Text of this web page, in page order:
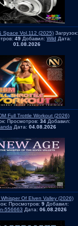
Space Vol.112 (2025)Загрузок:
49 Добавил: Wild Дата:
01.08.2026
Full Trottle Workout (2026)
Просмотров: 34 Добавил:
Дата: 04.08.2026
Whisper Of Elven Valley (2026)
Просмотров: 9 Добавил:
556663 Дата: 06.08.2026